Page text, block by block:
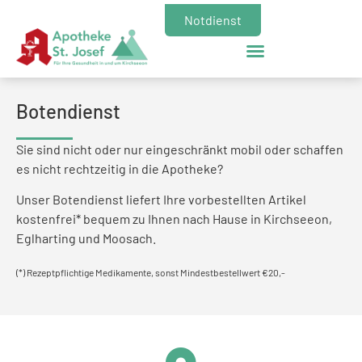
Notdienst
Botendienst
Sie sind nicht oder nur eingeschränkt mobil oder schaffen
es nicht rechtzeitig in die Apotheke?
Unser Botendienst liefert Ihre vorbestellten Artikel
kostenfrei* bequem zu Ihnen nach Hause in Kirchseeon,
Eglharting und Moosach.
(*) Rezeptpflichtige Medikamente, sonst Mindestbestellwert €20,-